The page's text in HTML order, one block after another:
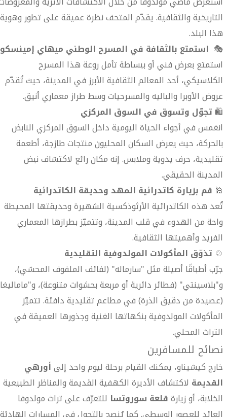
التاريخية والثقافية. يقدّم المتحف نظرة عميقة على تطور وهوية
هذا البلد.
🎭 استمتع بالثقافة في المسرح الوطني ميهاي إمينسكو
استمتع بعرض فني أو ببساطة تأمل روعة هذا المسرح
الكلاسيكي، أحد المعالم الثقافية الأبرز في المدينة، حيث تُقدّم
عروض الأوبرا والباليه والمسرحيات وسط طراز معماري أنيق.
🛍️تجوّل وتسوق في السوق المركزي
انغمس في أجواء الحياة اليومية داخل السوق المركزي النابض
بالحركة، حيث يعرض السكان المحليون منتجات طازجة، أطعمة
تقليدية، حرف يدوية وملابس. إنه مكان رائع لاكتشاف نبض
المدينة الحقيقي.
🕌 قم بزيارة كاتدرائية المهد وحديقة الكاتدرائية
تُعد هذه الكاتدرائية الأرثوذكسية الشهيرة وحديقتها المحيطة
واحة من الهدوء في قلب المدينة، وتتميّز بطرازها المعماري
الفريد وأهميتها الثقافية.
🍲 تذوّق المأكولات المولدوفية التقليدية
جرّب أطباقًا أصيلة مثل "سارماله" (لفائف الملفوف المحشي)،
و"بلاسينتي" (فطائر دائرية أو مربعة بحشوات متنوعة)،
(عصيدة من دقيق الذرة) في مطاعم تقليدية دافئة. تتميّز
المأكولات المولدوفية بنكهاتها الغنية وجذورها العميقة في
التراث المحلي.
نصائح للمسافرين
خارج كيشيناو، يمكنك القيام برحلة ليوم واحد إلىأورهي
القديمة لاكتشاف الأديرة الكهفية القديمة والمناظر الطبيعية
الخلابة، أو زيارةقلعة سوروتسا للتعرّف على تراث مولدوفا